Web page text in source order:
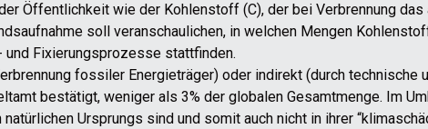
Öffentlichkeit wie der Kohlenstoff (C), der bei Verbrennung das
soll veranschaulichen, in welchen Mengen
Fixierungsprozesse stattfinden.
fossiler Energieträger) oder indirekt (durch
bestätigt, weniger als 3% der globalen Gesamtmenge. Im
Ursprungs sind und somit auch nicht in ihrer